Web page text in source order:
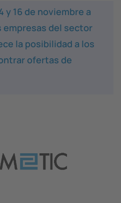
y 16 de noviembre a
empresas del sector
la posibilidad a los
ofertas de